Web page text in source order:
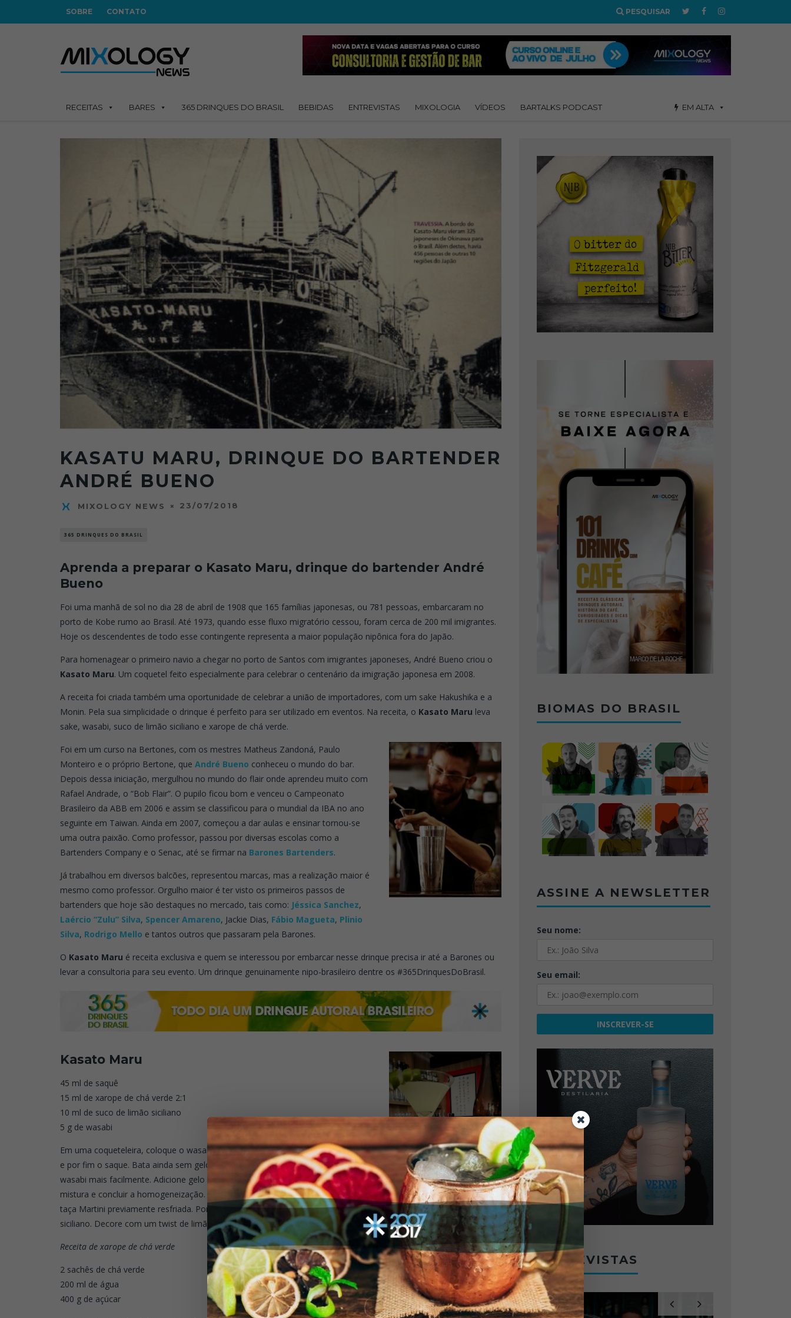
SOBRE CONTATO PESQUISAR
RECEITAS BARES 365 DRINQUES DO BRASIL BEBIDAS ENTREVISTAS MIXOLOGIA VÍDEOS BARTALKS PODCAST EM ALTA
KASATU MARU, DRINQUE DO BARTENDER
ANDRÉ BUENO
MIXOLOGY NEWS 23/07/2018
365 DRINQUES DO BRASIL
Aprenda a preparar o Kasato Maru, drinque do bartender André
Bueno
Foi uma manhã de sol no dia 28 de abril de 1908 que 165 famílias japonesas, ou 781 pessoas, embarcaram no
porto de Kobe rumo ao Brasil. Até 1973, quando esse fluxo migratório cessou, foram cerca de 200 mil imigrantes.
Hoje os descendentes de todo esse contingente representa a maior população nipônica fora do Japão.
Para homenagear o primeiro navio a chegar no porto de Santos com imigrantes japoneses, André Bueno criou o
Kasato Maru. Um coquetel feito especialmente para celebrar o centenário da imigração japonesa em 2008.
A receita foi criada também uma oportunidade de celebrar a união de importadores, com um sake Hakushika e a
Monin. Pela sua simplicidade o drinque é perfeito para ser utilizado em eventos. Na receita, o Kasato Maru leva
sake, wasabi, suco de limão siciliano e xarope de chá verde.
Foi em um curso na Bertones, com os mestres Matheus Zandoná, Paulo
Monteiro e o próprio Bertone, que André Bueno conheceu o mundo do bar.
Depois dessa iniciação, mergulhou no mundo do flair onde aprendeu muito com
Rafael Andrade, o “Bob Flair”. O pupilo ficou bom e venceu o Campeonato
Brasileiro da ABB em 2006 e assim se classificou para o mundial da IBA no ano
seguinte em Taiwan. Ainda em 2007, começou a dar aulas e ensinar tornou-se
uma outra paixão. Como professor, passou por diversas escolas como a
Bartenders Company e o Senac, até se firmar na Barones Bartenders.
Já trabalhou em diversos balcões, representou marcas, mas a realização maior é
mesmo como professor. Orgulho maior é ter visto os primeiros passos de
bartenders que hoje são destaques no mercado, tais como: Jéssica Sanchez,
Laércio “Zulu” Silva, Spencer Amareno, Jackie Dias, Fábio Magueta, Plinio
Silva, Rodrigo Mello e tantos outros que passaram pela Barones.
O Kasato Maru é receita exclusiva e quem se interessou por embarcar nesse drinque precisa ir até a Barones ou
levar a consultoria para seu evento. Um drinque genuinamente nipo-brasileiro dentre os #365DrinquesDoBrasil.
Kasato Maru
45 ml de saquê
15 ml de xarope de chá verde 2:1
10 ml de suco de limão siciliano
5 g de wasabi
Em uma coqueteleira, coloque o wasabi, o suco de limão, o xarope de chá verde
e por fim o saque. Bata ainda sem gelo para misturar os ingredientes e diluir o
wasabi mais facilmente. Adicione gelo e bata vigorosamente até resfriar a
mistura e concluir a homogeneização. Faça uma coagem dupla direto para uma
taça Martini previamente resfriada. Por fim, perfume com um zest de limão
siciliano. Decore com um twist de limão ou meia fatia da fruta. Kanpai!
Receita de xarope de chá verde
2 sachês de chá verde
200 ml de água
400 g de açúcar
BIOMAS DO BRASIL
ASSINE A NEWSLETTER
Seu nome:
Seu email:
ENTREVISTAS